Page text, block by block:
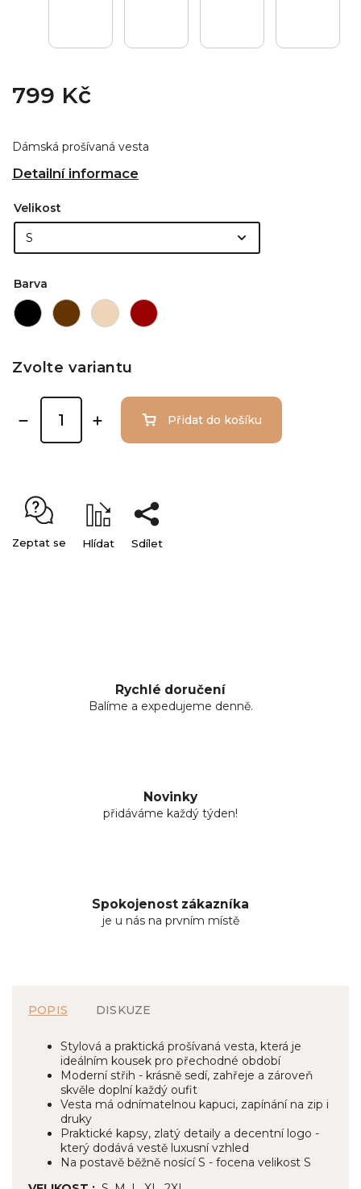
799 Kč
Dámská prošívaná vesta
Detailní informace
Velikost
Barva
Zvolte variantu
Přidat do košíku
Zeptat se Hlídat Sdílet
Rychlé doručení
Balíme a expedujeme denně.
Novinky
přidáváme každý týden!
Spokojenost zákazníka
je u nás na prvním místě
POPIS DISKUZE
Stylová a praktická prošívaná vesta, která je
ideálním kousek pro přechodné období
Moderní střih - krásně sedí, zahřeje a zároveň
skvěle doplní každý oufit
Vesta má odnímatelnou kapuci, zapínání na zip i
druky
Praktické kapsy, zlatý detaily a decentní logo -
který dodává vestě luxusní vzhled
Na postavě běžně nosící S - focena velikost S